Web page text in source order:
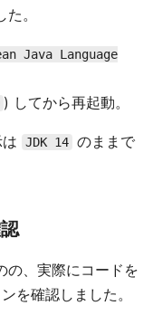
。
Java Language
) してから再起動。
JDK 14 のままで
の、実際にコードを
を確認しました。